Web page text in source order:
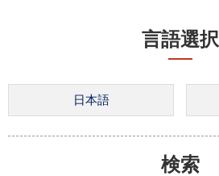
言語選択
検索